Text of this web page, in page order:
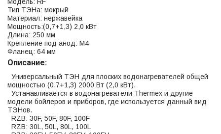
Модель: RF
Тип ТЭНа: мокрый
Материал: нержавейка
Мощность:(0,7+1,3) 2,0 кВт
Длина: 250 мм
Крепление под анод: M4
Фланец: 64 мм
Описание:
Универсальный ТЭН для плоских водонагревателей общей
мощностью (0,7+1,3) 2000 Вт (2,0 кВт).
Устанавливается в водонагреватели Thermex и другие
модели бойлеров и приборов, где используется данный вид
ТЭНов.
RZB: 30F, 50F, 80F, 100F
RZB: 30L, 50L, 80L, 100L